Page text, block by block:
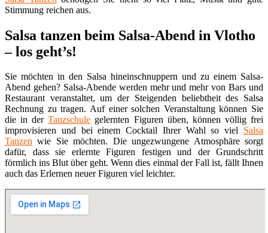
Stimmung reichen aus.
Salsa tanzen beim Salsa-Abend in Vlotho
– los geht’s!
Sie möchten in den Salsa hineinschnuppern und zu einem Salsa-
Abend gehen? Salsa-Abende werden mehr und mehr von Bars und
Restaurant veranstaltet, um der Steigenden beliebtheit des Salsa
Rechnung zu tragen. Auf einer solchen Veranstaltung können Sie
die in derTanzschule gelernten Figuren üben, können völlig frei
improvisieren und bei einem Cocktail Ihrer Wahl so viel Salsa
Tanzen wie Sie möchten. Die ungezwungene Atmosphäre sorgt
dafür, dass sie erlernte Figuren festigen und der Grundschritt
förmlich ins Blut über geht. Wenn dies einmal der Fall ist, fällt Ihnen
auch das Erlernen neuer Figuren viel leichter.